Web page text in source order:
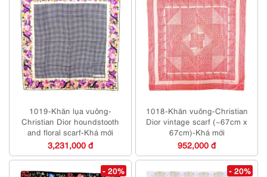
1019-Khăn lụa vuông-
Christian Dior houndstooth
and floral scarf-Khá mới
3,231,000 đ
1018-Khăn vuông-Christian
Dior vintage scarf (~67cm x
67cm)-Khá mới
952,000 đ
- 20% - 20%